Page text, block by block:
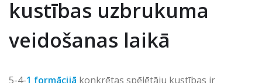
kustības uzbrukuma
veidošanas laikā
5-4-1 formācijā konkrētas spēlētāju kustības ir